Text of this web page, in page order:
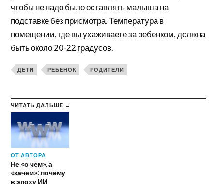
чтобы не надо было оставлять малыша на
подставке без присмотра. Температура в
помещении, где вы ухаживаете за ребенком, должна
быть около 20-22 градусов.
ДЕТИ РЕБЕНОК РОДИТЕЛИ
ЧИТАТЬ ДАЛЬШЕ →
ОТ АВТОРА
Не «о чем», а
«зачем»: почему
в эпоху ИИ